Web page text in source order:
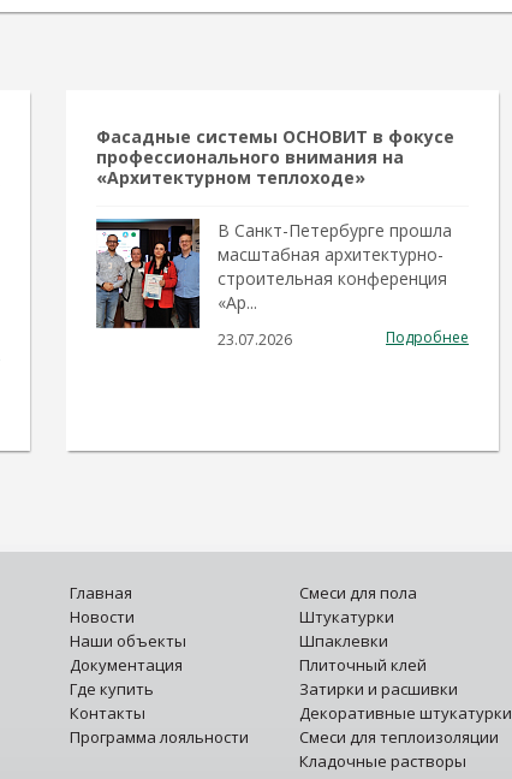
Фасадные системы ОСНОВИТ в фокусе
профессионального внимания на
«Архитектурном теплоходе»
В Санкт-Петербурге прошла
масштабная архитектурно-
строительная конференция
«Ар...
23.07.2026 Подробнее
Главная
Новости
Наши объекты
Документация
Где купить
Контакты
Программа лояльности
Смеси для пола
Штукатурки
Шпаклевки
Плиточный клей
Затирки и расшивки
Декоративные штукатурки
Смеси для теплоизоляции
Кладочные растворы